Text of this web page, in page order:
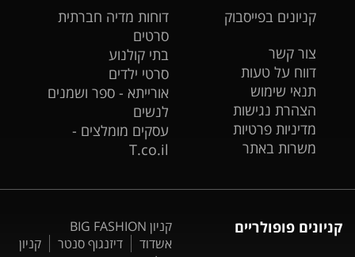
קניונים בפייסבוק
צור קשר
דווח על טעות
תנאי שימוש
הצהרת נגישות
מדיניות פרטיות
משרות באתר
דוחות מדיה חברתית
סרטים
בתי קולנוע
סרטי ילדים
אורייתא - ספר ושמנים
לנשים
עסקים מומלצים -
T.co.il
קניונים פופולריים
קניון BIG FASHION
אשדוד
דיזנגוף סנטר
קניון